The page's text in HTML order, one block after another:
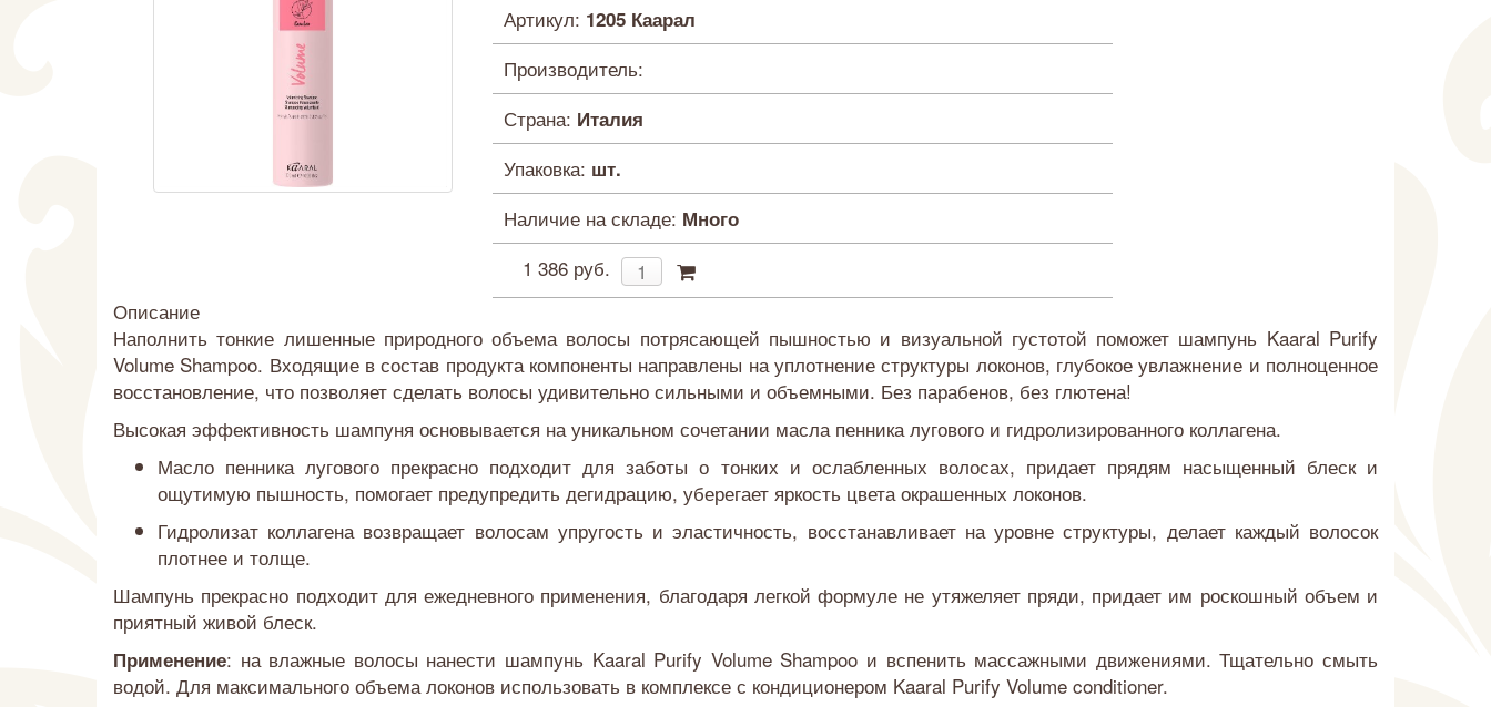
Артикул: 1205 Каарал
Производитель:
Страна: Италия
Упаковка: шт.
Наличие на складе: Много
1 386 руб.
Описание
Наполнить тонкие лишенные природного объема волосы потрясающей пышностью и визуальной густотой поможет шампунь Kaaral Purify
Volume Shampoo. Входящие в состав продукта компоненты направлены на уплотнение структуры локонов, глубокое увлажнение и полноценное
восстановление, что позволяет сделать волосы удивительно сильными и объемными. Без парабенов, без глютена!
Высокая эффективность шампуня основывается на уникальном сочетании масла пенника лугового и гидролизированного коллагена.
Масло пенника лугового прекрасно подходит для заботы о тонких и ослабленных волосах, придает прядям насыщенный блеск и
ощутимую пышность, помогает предупредить дегидрацию, уберегает яркость цвета окрашенных локонов.
Гидролизат коллагена возвращает волосам упругость и эластичность, восстанавливает на уровне структуры, делает каждый волосок
плотнее и толще.
Шампунь прекрасно подходит для ежедневного применения, благодаря легкой формуле не утяжеляет пряди, придает им роскошный объем и
приятный живой блеск.
Применение: на влажные волосы нанести шампунь Kaaral Purify Volume Shampoo и вспенить массажными движениями. Тщательно смыть
водой. Для максимального объема локонов использовать в комплексе с кондиционером Kaaral Purify Volume conditioner.